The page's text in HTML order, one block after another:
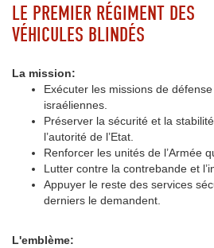
LE PREMIER RÉGIMENT DES
VÉHICULES BLINDÉS
La mission:
Exécuter les missions de
israéliennes.
Préserver la sécurité et la
l’autorité de l’Etat.
Renforcer les unités de l’Armée
Lutter contre la contrebande et
Appuyer le reste des services
derniers le demandent.
L'emblème: